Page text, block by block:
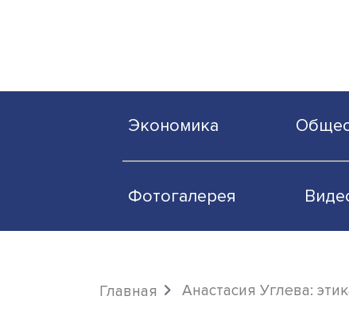
Фотогалерея